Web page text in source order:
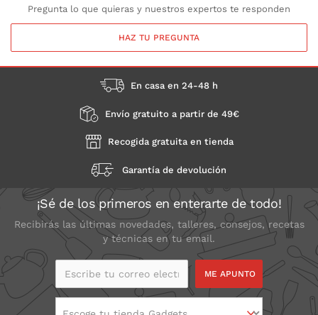
Pregunta lo que quieras y nuestros expertos te responden
HAZ TU PREGUNTA
En casa en 24-48 h
Envío gratuito a partir de 49€
Recogida gratuita en tienda
Garantía de devolución
¡Sé de los primeros en enterarte de todo!
Recibirás las últimas novedades, talleres, consejos, recetas
y técnicas en tu email.
Escribe tu correo
Escoge tu tienda Gadgets